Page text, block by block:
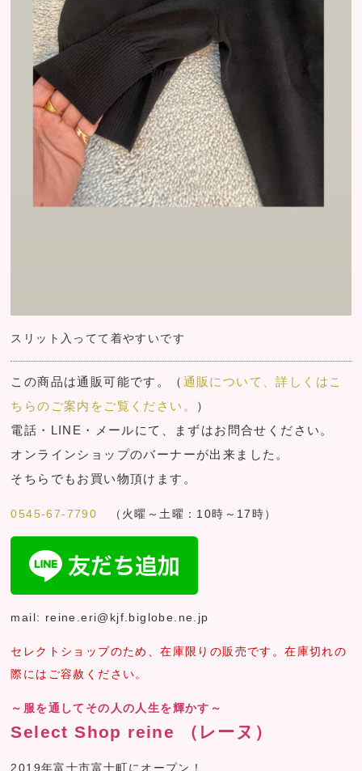
スリット入ってて着やすいです
この商品は通販可能です。（ 通販について、詳しくはこ
ちらのご案内をご覧ください。
）
電話・LINE・メールにて、まずはお問合せください。
オンラインショップのバーナーが出来ました。
そちらでもお買い物頂けます。
0545-67-7790 （火曜～土曜：10時～17時）
mail: reine.eri@kjf.biglobe.ne.jp
セレクトショップのため、在庫限りの販売です。在庫切れの
際にはご容赦ください。
～服を通してその人の人生を輝かす～
Select Shop reine （レーヌ）
2019年富士市富士町にオープン！